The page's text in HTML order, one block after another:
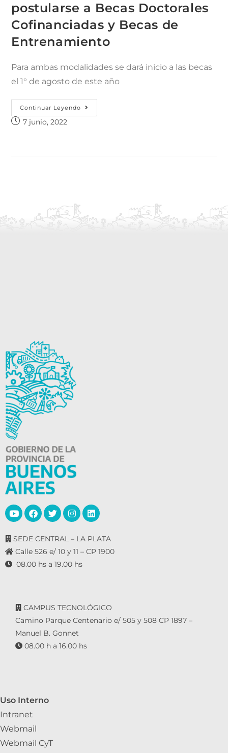
postularse a Becas Doctorales
Cofinanciadas y Becas de
Entrenamiento
Para ambas modalidades se dará inicio a las becas
el 1° de agosto de este año
Continuar Leyendo
7 junio, 2022
SEDE CENTRAL – LA PLATA
Calle 526 e/ 10 y 11 – CP 1900
08.00 hs a 19.00 hs
CAMPUS TECNOLÓGICO
Camino Parque Centenario e/ 505 y 508 CP 1897 –
Manuel B. Gonnet
08.00 h a 16.00 hs
Uso Interno
Intranet
Webmail
Webmail CyT